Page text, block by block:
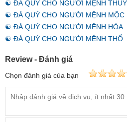
☯ ĐÁ QUÝ CHO NGƯỜI MỆNH KIM
☯ ĐÁ QUÝ CHO NGƯỜI MỆNH THỦY
☯ ĐÁ QUÝ CHO NGƯỜI MỆNH MỘC
☯ ĐÁ QUÝ CHO NGƯỜI MỆNH HỎA
☯ ĐÁ QUÝ CHO NGƯỜI MỆNH THỔ
Review - Đánh giá
Chọn đánh giá của bạn